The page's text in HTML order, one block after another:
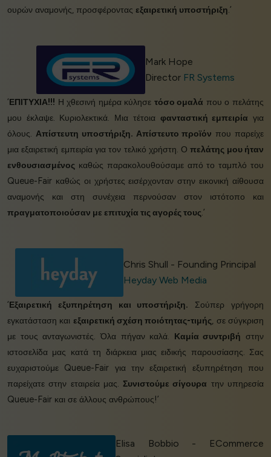
ουρών αναμονής, προσφέροντας εξαιρετική υποστήριξη.’
Mark Hope
Director FR Systems
‘ΕΠΙΤΥΧΙΑ!!! Η χθεσινή ημέρα κύλησε τόσο ομαλά που ο πελάτης
μου έκλαψε. Κυριολεκτικά. Μια τέτοια φανταστική εμπειρία για
όλους. Απίστευτη υποστήριξη. Απίστευτο προϊόν που παρείχε
μια εξαιρετική εμπειρία για τον τελικό χρήστη. Οπελάτης μου ήταν
ενθουσιασμένος καθώς παρακολουθούσαμε από το ταμπλό του
Queue-Fair καθώς οι χρήστες εισέρχονταν στην εικονική αίθουσα
αναμονής και στη συνέχεια περνούσαν στον ιστότοπο και
πραγματοποιούσαν με επιτυχία τις αγορές τους.’
Chris Shull - Founding Principal
Heyday Web Media
‘Εξαιρετική εξυπηρέτηση και υποστήριξη. Σούπερ γρήγορη
εγκατάσταση και εξαιρετική σχέση ποιότητας-τιμής, σε σύγκριση
με τους ανταγωνιστές. Όλα πήγαν καλά. Καμία συντριβή στην
ιστοσελίδα μας κατά τη διάρκεια μιας ειδικής παρουσίασης. Σας
ευχαριστούμε Queue-Fair για την εξαιρετική εξυπηρέτηση που
παρείχατε στην εταιρεία μας.Συνιστούμε σίγουρα την υπηρεσία
Queue-Fair και σε άλλους ανθρώπους!’
Elisa Bobbio - ECommerce